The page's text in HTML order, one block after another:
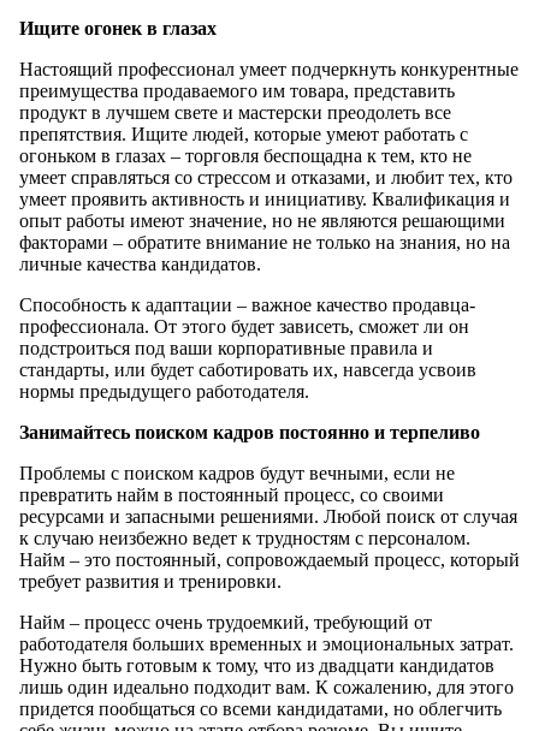
Ищите огонек в глазах
Настоящий профессионал умеет подчеркнуть конкурентные
преимущества продаваемого им товара, представить
продукт в лучшем свете и мастерски преодолеть все
препятствия. Ищите людей, которые умеют работать с
огоньком в глазах – торговля беспощадна к тем, кто не
умеет справляться со стрессом и отказами, и любит тех, кто
умеет проявить активность и инициативу. Квалификация и
опыт работы имеют значение, но не являются решающими
факторами – обратите внимание не только на знания, но на
личные качества кандидатов.
Способность к адаптации – важное качество продавца-
профессионала. От этого будет зависеть, сможет ли он
подстроиться под ваши корпоративные правила и
стандарты, или будет саботировать их, навсегда усвоив
нормы предыдущего работодателя.
Занимайтесь поиском кадров постоянно и терпеливо
Проблемы с поиском кадров будут вечными, если не
превратить найм в постоянный процесс, со своими
ресурсами и запасными решениями. Любой поиск от случая
к случаю неизбежно ведет к трудностям с персоналом.
Найм – это постоянный, сопровождаемый процесс, который
требует развития и тренировки.
Найм – процесс очень трудоемкий, требующий от
работодателя больших временных и эмоциональных затрат.
Нужно быть готовым к тому, что из двадцати кандидатов
лишь один идеально подходит вам. К сожалению, для этого
придется пообщаться со всеми кандидатами, но облегчить